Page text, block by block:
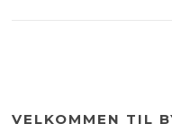
VELKOMMEN TIL